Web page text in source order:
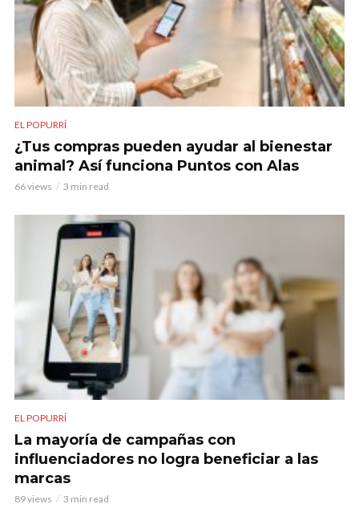
EL POPURRÍ
¿Tus compras pueden ayudar al bienestar
animal? Así funciona Puntos con Alas
66 views 3 min read
EL POPURRÍ
La mayoría de campañas con
influenciadores no logra beneficiar a las
marcas
89 views 3 min read